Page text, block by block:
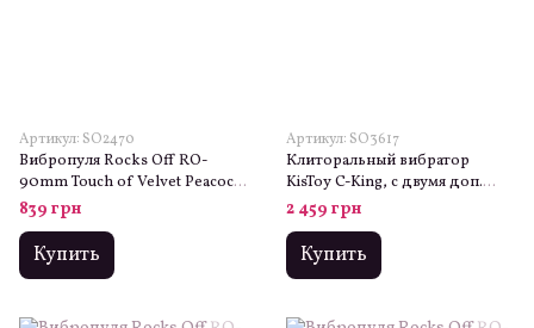
Артикул: SO2470
Вибропуля Rocks Off RO-
90mm Touch of Velvet Peacock
Petals матовая, 10 режимов
работы, на батарейке
839 грн
Купить
Артикул: SO3617
Клиторальный вибратор
KisToy C-King, с двумя доп.
насадками, мощная точечная
стимуляция
2 459 грн
Купить